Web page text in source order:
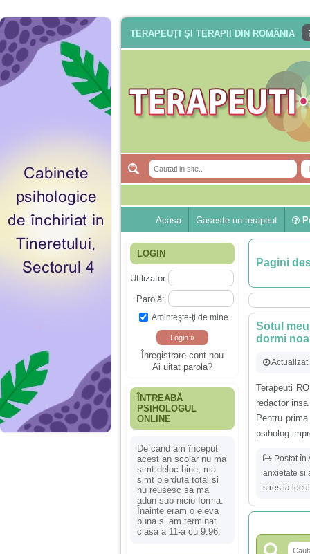
TERAPEUȚI ȘI TERAPII DIN ROMÂNIA
Acasa Gaseste un terapeut
LOGIN
Utilizator:
Parolă:
Aminteşte-ţi de mine
Înregistrare cont nou
Ai uitat parola?
ÎNTREABĂ
PSIHOLOGUL
ONLINE
De cand am început
acest an scolar nu ma
simt deloc bine, ma
simt pierduta total si
nu reusesc sa ma
adun sub nicio forma.
Înainte eram o eleva
buna si am terminat
clasa a 11-a cu 9.96.
Pagini
Sotul
dormi
Actualizat
Terapeuti
redactor
Pentru
psiholog
Postat în
anxietate si
stres la